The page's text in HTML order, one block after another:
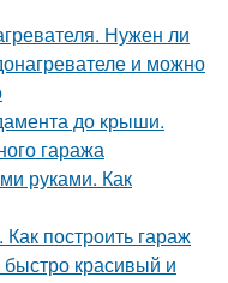
Нужен ли
и можно
до крыши.
гаража
руками. Как
построить гараж
красивый и